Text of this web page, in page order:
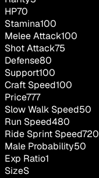
HP70
Stamina100
Melee Attack100
Shot Attack75
Defense80
Support100
Craft Speed100
Price777
Slow Walk Speed50
Run Speed480
Ride Sprint Speed720
Male Probability50
Exp Ratio1
SizeS